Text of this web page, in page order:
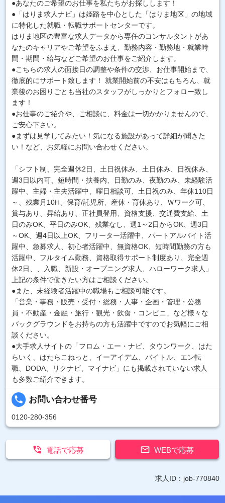
●あなたのご希望のお仕事を私たちがお探しします！
●「はりま求人ナビ」は姫路を中心とした「はりま地区」の地域
に特化した就職・転職サポートセンターです。
はりま地区の豊富な求人データから専任のコンサルタントがあ
なたのキャリアやご希望をふまえ、勤務内容・勤務地・就業時
間・期間・給与などご希望のお仕事をご紹介します。
●こちらの求人の面接日の調整や条件の交渉、お仕事開始まで、
徹底的にサポート致します！ 就業開始前の不安はもちろん、就
業後のお困りごとも当社のスタッフがしっかりとフォロー致し
ます！
●お仕事のご紹介や、ご相談に、料金は一切かかりませんので、
ご安心下さい。
●まずは見学してみたい！気になる施設があって詳細が聞きた
い！など、お気軽にお問い合わせください。
「シフト制、完全週休2日、土日祝休み、土日休み、日祝休み、
週3日以内可、短時間・扶養内、日勤のみ、夜勤のみ、未経験活
躍中、主婦・主夫活躍中、曜日相談可、土日祝のみ、年休110日
～、残業月10H、保育/託児所、産休・育休あり、Ｗワーク可、
賞与あり、昇給あり、正社員登用、資格支援、交通費支給、土
日のみOK、平日のみOK、残業なし、週1～2日からOK、週3日
～OK、週4日以上OK、フリーター活躍中、パートアルバイト活
躍中、急募求人、初心者活躍中、無資格OK、短時間勤務の方も
活躍中、フルタイム勤務、資格取得サポート制度あり、完全週
休2日、、入職、新設・オープニング求人、ハローワーク求人」
上記の条件で働きたい方はご相談ください。
●また、未経験者活躍中の職場もご相談可能です。
「営業・事務・販売・受付・総務・人事・企画・管理・公務
員・不動産・金融・旅行・観光・飲食・コンビニ」など様々な
バックグラウンドをお持ちの方も活躍中ですのでお気軽にご相
談ください。
●大手求人サイトの「フロム・エー・ナビ、タウンワーク、はた
らいく、はたらこねっと、イーアイデム、バイトル、エン転
職、DODA、リクナビ、マイナビ」にも掲載されていない求人
も多数ご紹介できます。
local_phone お問い合わせ番号
0120-280-356
 WEBで応募
 電話で応募
求人ID：job-770840